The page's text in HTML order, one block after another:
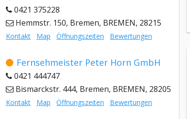
0421 375228
Hemmstr. 150, Bremen, BREMEN, 28215
Kontakt Map Öffnungszeiten Bewertungen
Fernsehmeister Peter Horn GmbH
0421 444747
Bismarckstr. 444, Bremen, BREMEN, 28205
Kontakt Map Öffnungszeiten Bewertungen